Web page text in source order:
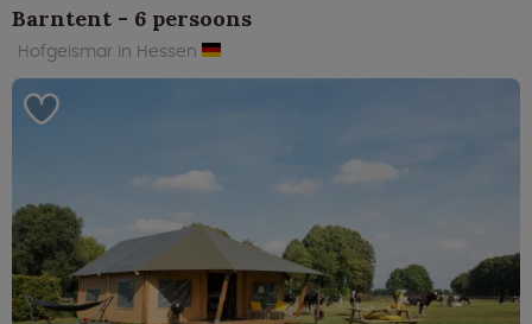
Barntent - 6 persoons
Hofgeismar in Hessen